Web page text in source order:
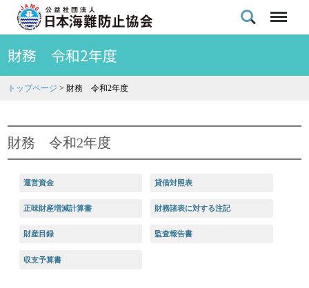
財務 令和2年度
トップページ >財務 令和2年度
財務 令和2年度
運営資金 貸借対照表
正味財産増減計算書 財務諸表に対する注記
財産目録 監査報告書
収支予算書